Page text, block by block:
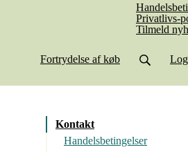
Privatlivs-
Tilmeld
Fortrydelse af køb
Kontakt
Handelsbetingelser